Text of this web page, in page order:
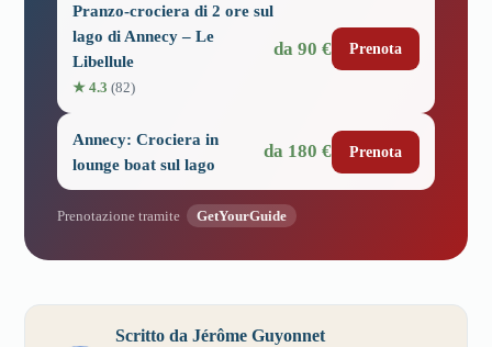
Pranzo-crociera di 2 ore sul
lago di Annecy – Le
Libellule
★ 4.3 (82)
da 90 € Prenota
Annecy: Crociera in
lounge boat sul lago
da 180 € Prenota
Prenotazione tramite GetYourGuide
Scritto da Jérôme Guyonnet